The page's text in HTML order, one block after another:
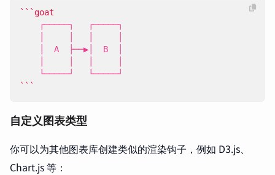
```
自定义图表类型
你可以为其他图表库创建类似的渲染钩子，例如 D3.js、
Chart.js 等：